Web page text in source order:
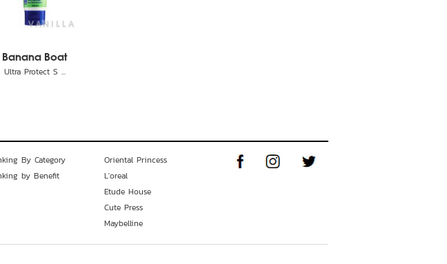
Banana Boat
Ultra Protect S ...
By Category
by Benefit
Oriental Princess
L'oreal
Etude House
Cute Press
Maybelline